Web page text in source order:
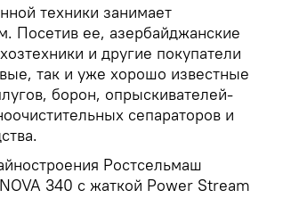
техники занимает
Посетив ее, азербайджанские
и другие покупатели
так и уже хорошо известные
борон, опрыскивателей-
сепараторов и
Ростсельмаш
340 с жаткой Power Stream